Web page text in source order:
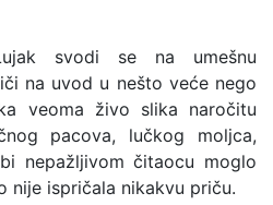
svodi se na umešnu
na uvod u nešto veće nego
veoma živo slika naročitu
pacova, lučkog moljca,
nepažljivom čitaocu moglo
nije ispričala nikakvu priču.